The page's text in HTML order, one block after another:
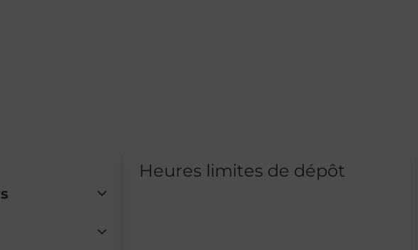
Heures limites de dépôt